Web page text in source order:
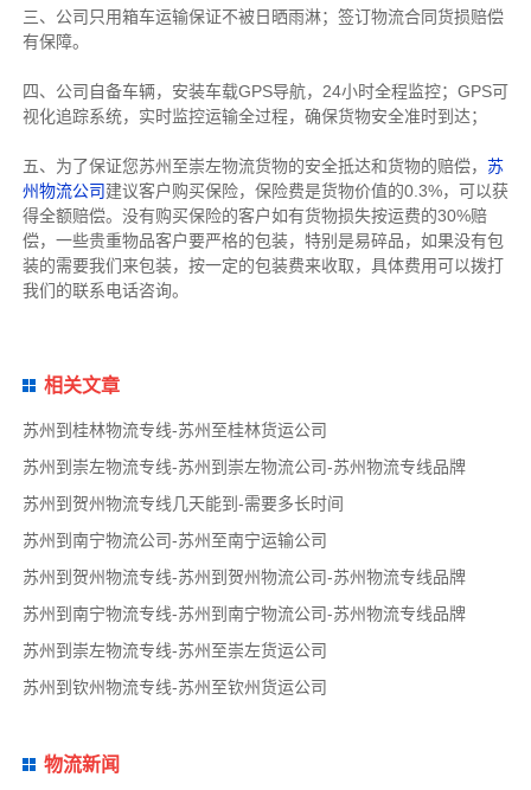
三、公司只用箱车运输保证不被日晒雨淋；签订物流合同货损赔偿
有保障。
四、公司自备车辆，安装车载GPS导航，24小时全程监控；GPS可
视化追踪系统，实时监控运输全过程，确保货物安全准时到达；
五、为了保证您苏州至崇左物流货物的安全抵达和货物的赔偿， 苏
州物流公司建议客户购买保险，保险费是货物价值的0.3%，可以获
得全额赔偿。没有购买保险的客户如有货物损失按运费的30%赔
偿，一些贵重物品客户要严格的包装，特别是易碎品，如果没有包
装的需要我们来包装，按一定的包装费来收取，具体费用可以拨打
我们的联系电话咨询。
相关文章
苏州到桂林物流专线-苏州至桂林货运公司
苏州到崇左物流专线-苏州到崇左物流公司-苏州物流专线品牌
苏州到贺州物流专线几天能到-需要多长时间
苏州到南宁物流公司-苏州至南宁运输公司
苏州到贺州物流专线-苏州到贺州物流公司-苏州物流专线品牌
苏州到南宁物流专线-苏州到南宁物流公司-苏州物流专线品牌
苏州到崇左物流专线-苏州至崇左货运公司
苏州到钦州物流专线-苏州至钦州货运公司
物流新闻